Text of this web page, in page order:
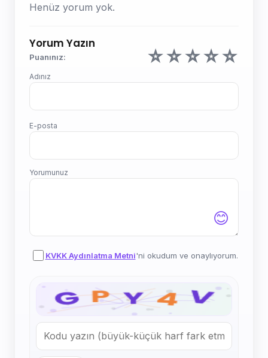
Henüz yorum yok.
Yorum Yazın
Puanınız: ☆☆☆☆☆
Adınız
E-posta
Yorumunuz
😊
KVKK Aydınlatma Metni'ni okudum ve onaylıyorum.